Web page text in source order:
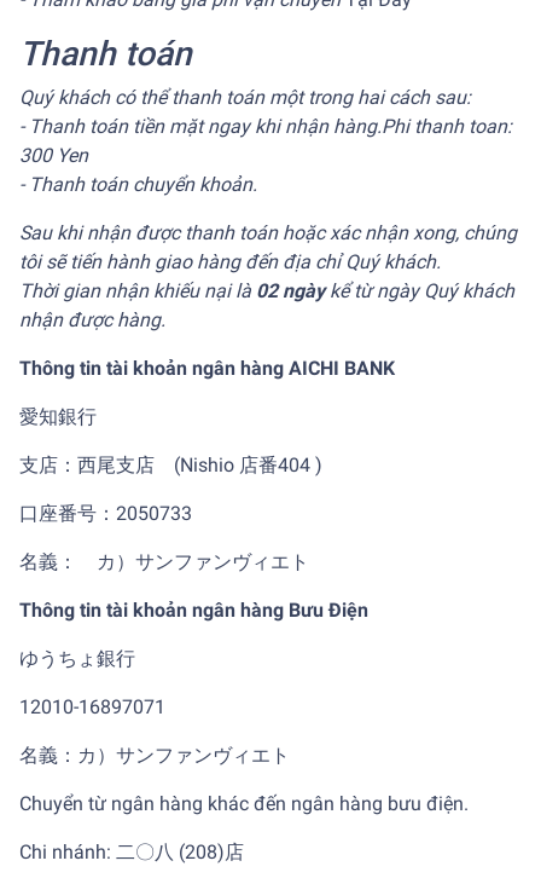
Thanh toán
Quý khách có thể thanh toán một trong hai cách sau:
- Thanh toán tiền mặt ngay khi nhận hàng.Phi thanh toan:
300 Yen
- Thanh toán chuyển khoản.
Sau khi nhận được thanh toán hoặc xác nhận xong, chúng
tôi sẽ tiến hành giao hàng đến địa chỉ Quý khách.
Thời gian nhận khiếu nại là 02 ngàykể từ ngày Quý khách
nhận được hàng.
Thông tin tài khoản ngân hàng AICHI BANK
愛知銀行
支店：西尾支店 (Nishio 店番404 )
口座番号：2050733
名義： カ）サンファンヴィエト
Thông tin tài khoản ngân hàng Bưu Điện
ゆうちょ銀行
12010-16897071
名義：カ）サンファンヴィエト
Chuyển từ ngân hàng khác đến ngân hàng bưu điện.
Chi nhánh: 二〇八 (208)店